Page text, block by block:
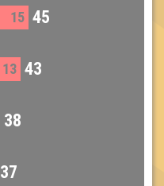
15 45
13 43
38
37